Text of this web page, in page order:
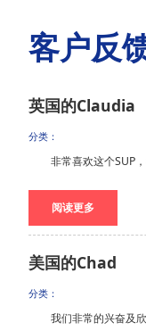
客户反
英国的Claudia
分类：
非常喜欢这个SUP
阅读更多
美国的Chad
分类：
我们非常的兴奋及